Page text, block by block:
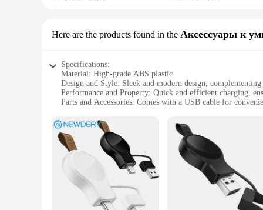
Here are the products found in the Аксессуары к
Specifications:
Material: High-grade ABS plastic
Design and Style: Sleek and modern design,
Performance and Property: Quick and efficient charging,
Parts and Accessories: Comes with a USB cable for
Typical Adaptive Scenario: Ideal for home, office, or travel
Features:
|Wholesale|Vendors|
**Unmatched Convenience and Compatibility**
The NewDERY USB Charger for Apple Watch is a must-
Apple Watch models. Whether you're at home, in the
ensuring that you can charge your Apple Watch whenever